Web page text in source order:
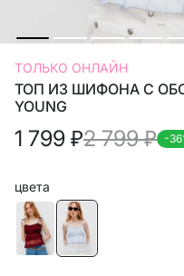
ТОЛЬКО ОНЛАЙН
ТОП ИЗ ШИФОНА С
YOUNG
1 799 ₽2 799₽ -
цвета